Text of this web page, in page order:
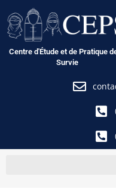
au
contenu
Centre d'Étude et de Pratique
Survie